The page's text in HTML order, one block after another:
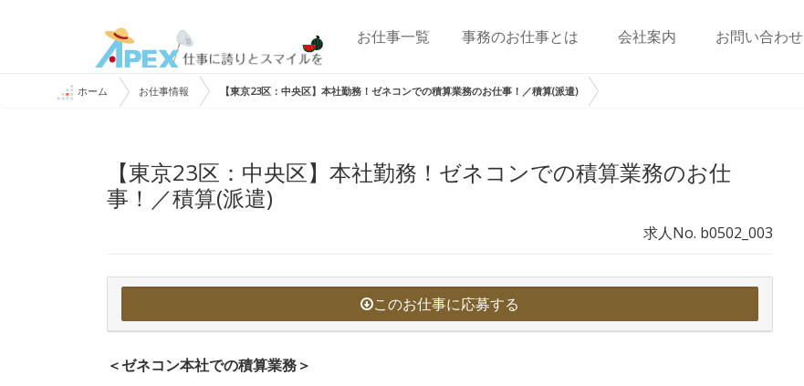
お仕事一覧 事務のお仕事とは 会社案内 お問い合わせ
ホーム お仕事情報 【東京23区：中央区】本社勤務！ゼネコンでの積算業務のお仕事！／積算(派遣)
【東京23区：中央区】本社勤務！ゼネコンでの積算業務のお仕
事！／積算(派遣)
求人No. b0502_003
このお仕事に応募する
＜ゼネコン本社での積算業務＞